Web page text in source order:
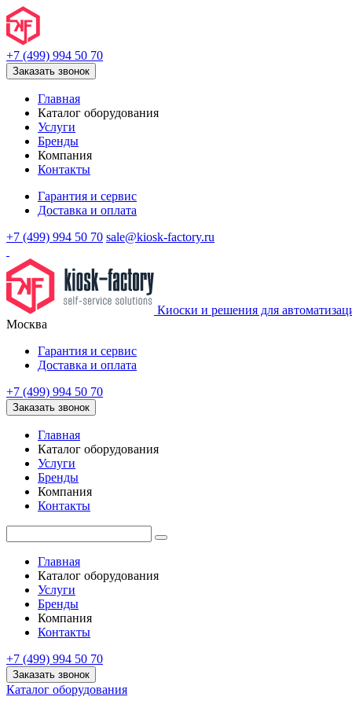
+7 (499) 994 50 70
Заказать звонок
Главная
Каталог оборудования
Услуги
Бренды
Компания
Контакты
Гарантия и сервис
Доставка и оплата
+7 (499) 994 50 70 sale@kiosk-factory.ru
Киоски и решения для
Москва
Гарантия и сервис
Доставка и оплата
+7 (499) 994 50 70
Заказать звонок
Главная
Каталог оборудования
Услуги
Бренды
Компания
Контакты
Главная
Каталог оборудования
Услуги
Бренды
Компания
Контакты
+7 (499) 994 50 70
Заказать звонок
Каталог оборудования